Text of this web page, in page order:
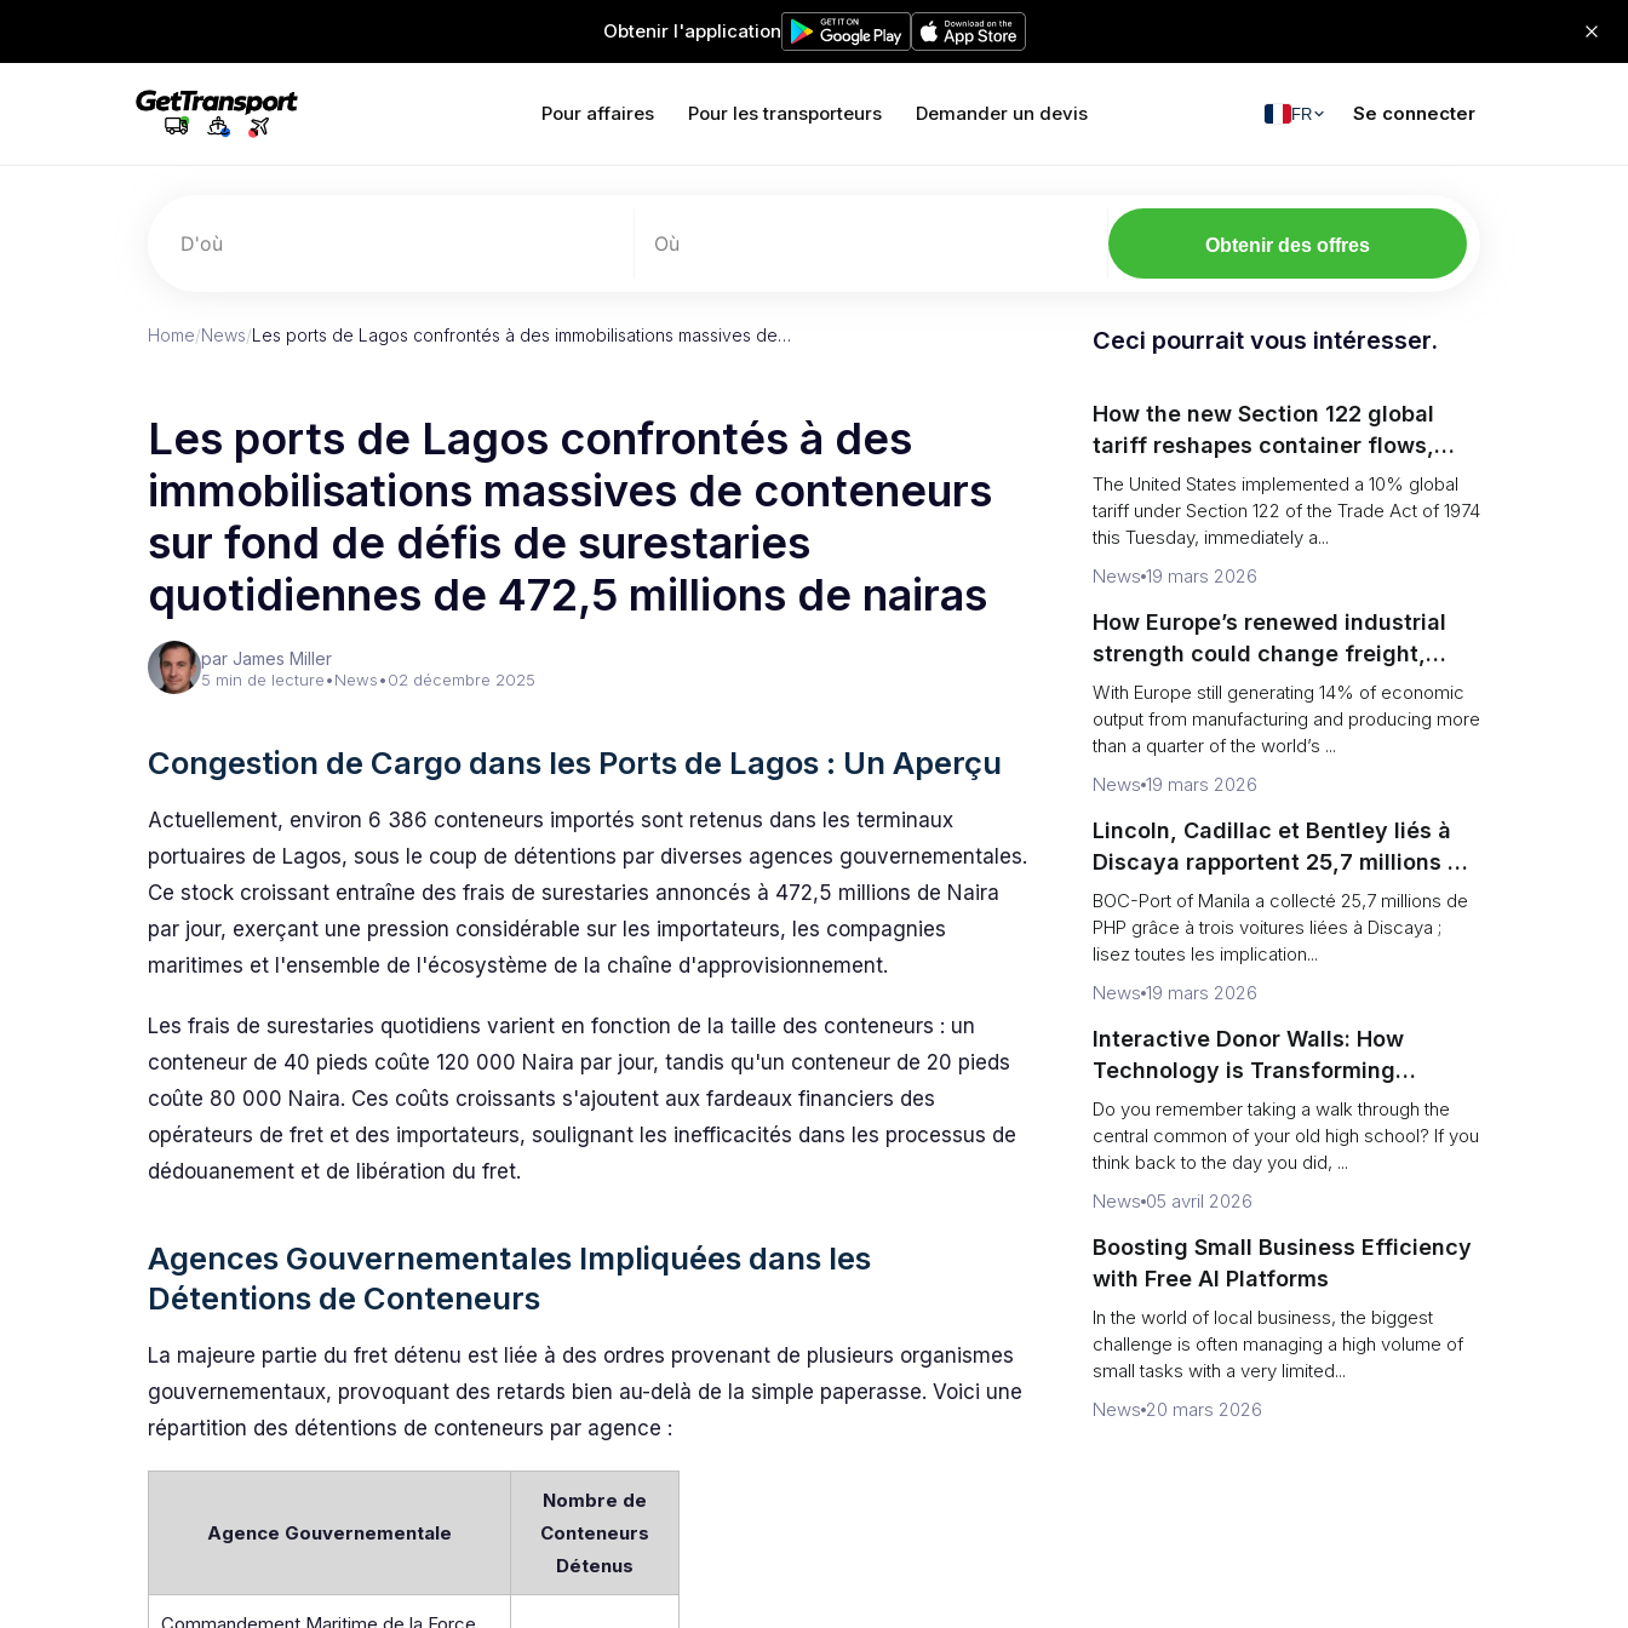
Obtenir l'application
Pour affaires Pour les transporteurs Demander un devis FR Se connecter
D'où Où Obtenir des offres
Home/News/Les ports de Lagos confrontés à des immobilisations massives de…
Les ports de Lagos confrontés à des
immobilisations massives de conteneurs
sur fond de défis de surestaries
quotidiennes de 472,5 millions de nairas
par James Miller
5 min de lecture•News•02 décembre 2025
Congestion de Cargo dans les Ports de Lagos : Un Aperçu
Actuellement, environ 6 386 conteneurs importés sont retenus dans les terminaux
portuaires de Lagos, sous le coup de détentions par diverses agences gouvernementales.
Ce stock croissant entraîne des frais de surestaries annoncés à 472,5 millions de Naira
par jour, exerçant une pression considérable sur les importateurs, les compagnies
maritimes et l'ensemble de l'écosystème de la chaîne d'approvisionnement.
Les frais de surestaries quotidiens varient en fonction de la taille des conteneurs : un
conteneur de 40 pieds coûte 120 000 Naira par jour, tandis qu'un conteneur de 20 pieds
coûte 80 000 Naira. Ces coûts croissants s'ajoutent aux fardeaux financiers des
opérateurs de fret et des importateurs, soulignant les inefficacités dans les processus de
dédouanement et de libération du fret.
Agences Gouvernementales Impliquées dans les
Détentions de Conteneurs
La majeure partie du fret détenu est liée à des ordres provenant de plusieurs organismes
gouvernementaux, provoquant des retards bien au-delà de la simple paperasse. Voici une
répartition des détentions de conteneurs par agence :
Agence Gouvernementale
Nombre de
Conteneurs
Détenus
Ceci pourrait vous intéresser.
How the new Section 122 global
tariff reshapes container flows,
airfreight and importer planning
The United States implemented a 10% global
tariff under Section 122 of the Trade Act of 1974
this Tuesday, immediately a...
News 19 mars 2026
How Europe’s renewed industrial
strength could change freight,
ports and supply chains
With Europe still generating 14% of economic
output from manufacturing and producing more
than a quarter of the world’s ...
News 19 mars 2026
Lincoln, Cadillac et Bentley liés à
Discaya rapportent 25,7 millions de
PHP lors d'une vente aux enchères
du BOC-Port de Manille
BOC-Port of Manila a collecté 25,7 millions de
PHP grâce à trois voitures liées à Discaya ;
lisez toutes les implication...
News 19 mars 2026
Interactive Donor Walls: How
Technology is Transforming
Campus Philanthropy
Do you remember taking a walk through the
central common of your old high school? If you
think back to the day you did, ...
News 05 avril 2026
Boosting Small Business Efficiency
with Free AI Platforms
In the world of local business, the biggest
challenge is often managing a high volume of
small tasks with a very limited...
News 20 mars 2026